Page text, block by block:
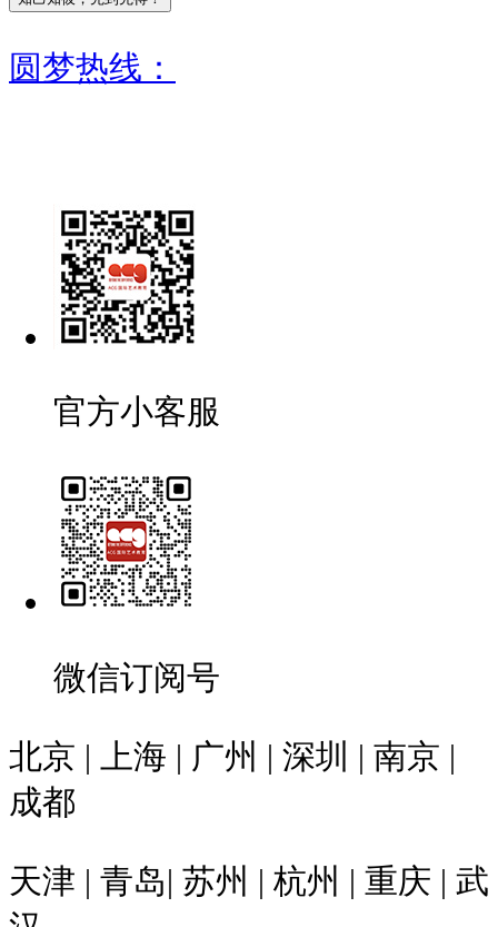
圆梦热线：
官方小客服
微信订阅号
北京 | 上海 | 广州 | 深圳 | 南京 |
成都
天津 | 青岛| 苏州 | 杭州 | 重庆 | 武